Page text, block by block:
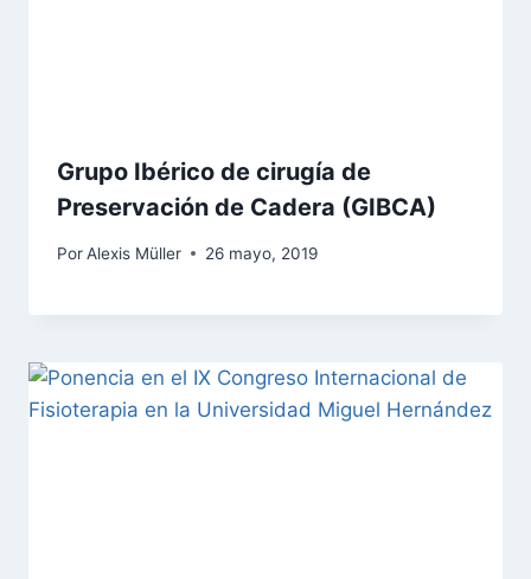
Grupo Ibérico de cirugía de
Preservación de Cadera (GIBCA)
PorAlexis Müller 26 mayo, 2019